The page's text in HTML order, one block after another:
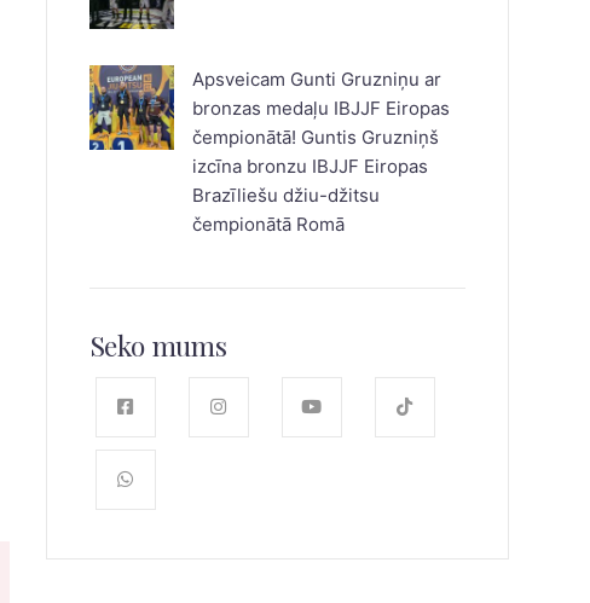
Apsveicam Gunti Gruzniņu ar
bronzas medaļu IBJJF Eiropas
čempionātā! Guntis Gruzniņš
izcīna bronzu IBJJF Eiropas
Brazīliešu džiu-džitsu
čempionātā Romā
Seko mums